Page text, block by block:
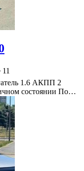
11
1.6 АКПП 2
состоянии По…